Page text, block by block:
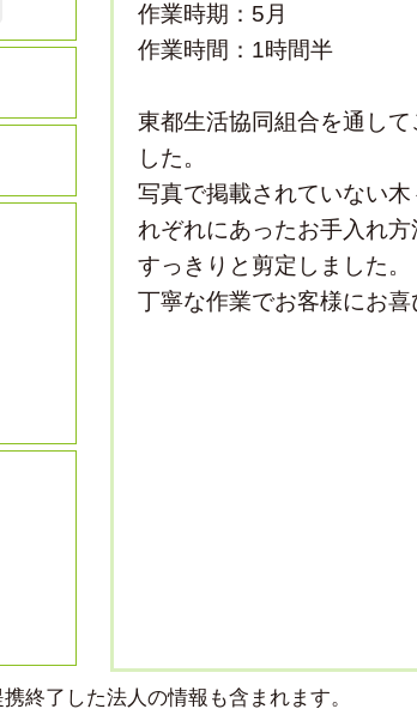
作業時期：5月
作業時間：1時間半
東都生活協同組合を通し
した。
写真で掲載されていない
れぞれにあったお手入れ
すっきりと剪定しました。
丁寧な作業でお客様にお喜
終了した法人の情報も含まれます。